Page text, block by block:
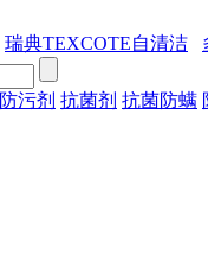
瑞典TEXCOTE自清洁
防污剂 抗菌剂 抗菌防螨